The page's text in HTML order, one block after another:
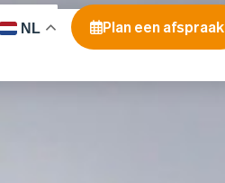
NL Plan een afspraak